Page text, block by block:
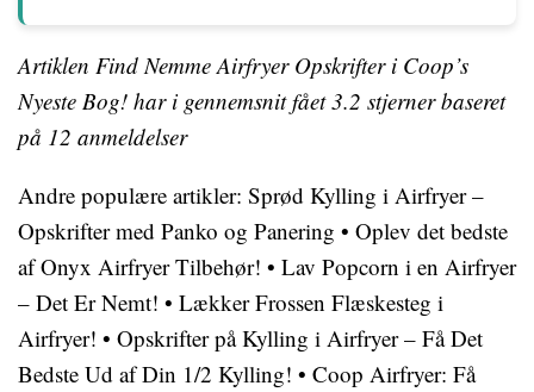
Artiklen Find Nemme Airfryer Opskrifter i Coop’s
Nyeste Bog! har i gennemsnit fået3.2 stjerner baseret
på 12 anmeldelser
Andre populære artikler: Sprød Kylling i Airfryer –
Opskrifter med Panko og Panering • Oplev det bedste
af Onyx Airfryer Tilbehør! • Lav Popcorn i en Airfryer
– Det Er Nemt! • Lækker Frossen Flæskesteg i
Airfryer! • Opskrifter på Kylling i Airfryer – Få Det
Bedste Ud af Din 1/2 Kylling! • Coop Airfryer: Få